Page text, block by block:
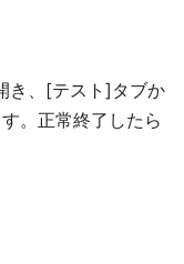
き、[テスト]タブか
。正常終了したら